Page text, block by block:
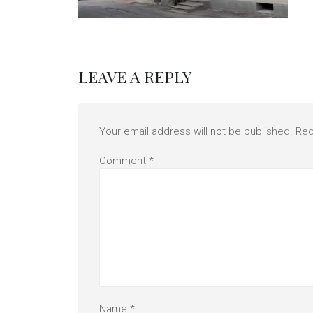
LEAVE A REPLY
Your email address will not be published.
Comment *
Name *